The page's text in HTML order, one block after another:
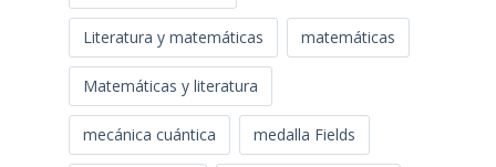
Literatura y matemáticas matemáticas
Matemáticas y literatura
mecánica cuántica medalla Fields